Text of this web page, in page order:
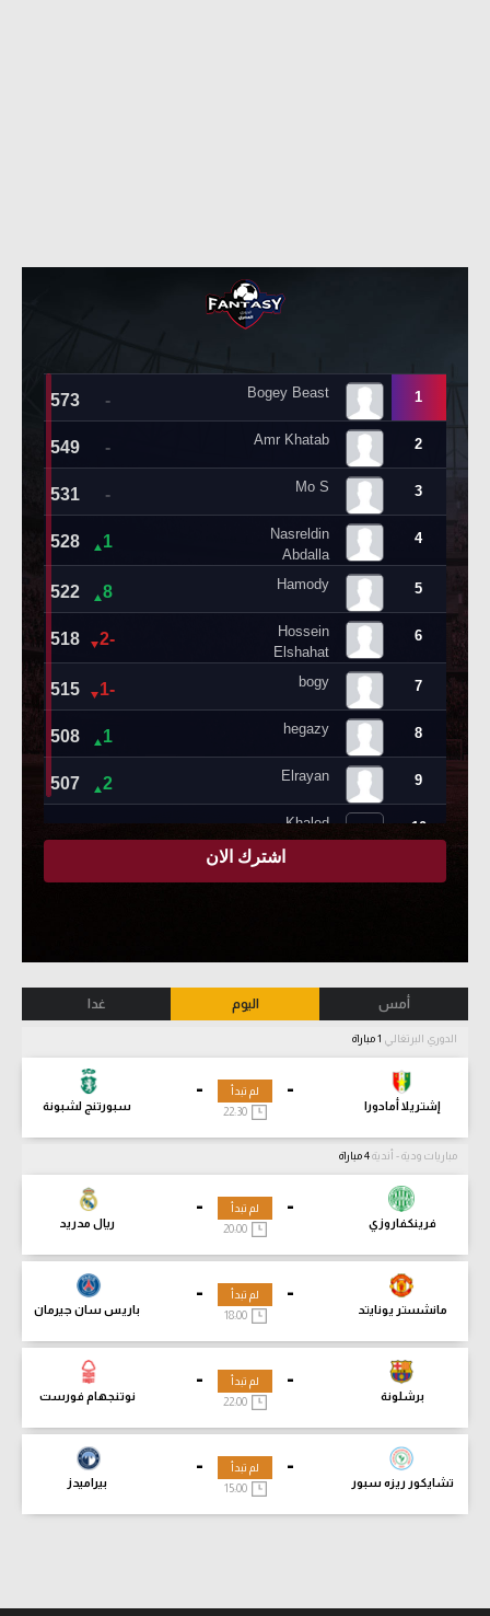
أمس اليوم غدا
الدوري البرتغالي
-
إشتريلا أمادورا
-
سبورتنج لشبونة
لم تبدأ
مباريات ودية - أندية
-
فرينكفاروزي
-
ريال مدريد
لم تبدأ
-
مانشستر يونايتد
-
باريس سان جيرمان
لم تبدأ
18:00
-
برشلونة
-
نوتنجهام فورست
لم تبدأ
-
تشايكور ريزه سبور
-
بيراميدز
لم تبدأ
15:00